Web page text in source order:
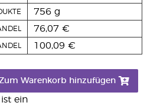
ein
756 g
76,07 €
100,09 €
Warenkorb hinzufügen